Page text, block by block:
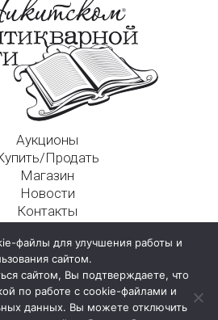
Аукционы
Продать
Магазин
Новости
Контакты
Никитский пер., д. 4а, стр. 1
файлы для улучшения работы и
сайтом.
сайтом, Вы подтверждаете, что
по работе с cookie-файлами и
данных. Вы можете отключить